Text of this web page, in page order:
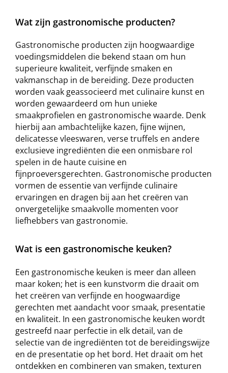
Wat zijn gastronomische producten?
Gastronomische producten zijn hoogwaardige
voedingsmiddelen die bekend staan om hun
superieure kwaliteit, verfijnde smaken en
vakmanschap in de bereiding. Deze producten
worden vaak geassocieerd met culinaire kunst en
worden gewaardeerd om hun unieke
smaakprofielen en gastronomische waarde. Denk
hierbij aan ambachtelijke kazen, fijne wijnen,
delicatesse vleeswaren, verse truffels en andere
exclusieve ingrediënten die een onmisbare rol
spelen in de haute cuisine en
fijnproeversgerechten. Gastronomische producten
vormen de essentie van verfijnde culinaire
ervaringen en dragen bij aan het creëren van
onvergetelijke smaakvolle momenten voor
liefhebbers van gastronomie.
Wat is een gastronomische keuken?
Een gastronomische keuken is meer dan alleen
maar koken; het is een kunstvorm die draait om
het creëren van verfijnde en hoogwaardige
gerechten met aandacht voor smaak, presentatie
en kwaliteit. In een gastronomische keuken wordt
gestreefd naar perfectie in elk detail, van de
selectie van de ingrediënten tot de bereidingswijze
en de presentatie op het bord. Het draait om het
ontdekken en combineren van smaken, texturen